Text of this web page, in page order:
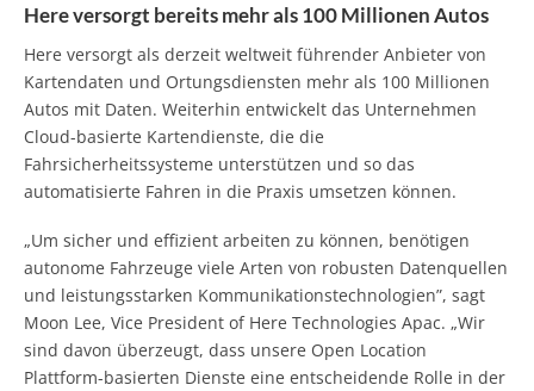
Here versorgt bereits mehr als 100 Millionen Autos
Here versorgt als derzeit weltweit führender Anbieter von
Kartendaten und Ortungsdiensten mehr als 100 Millionen
Autos mit Daten. Weiterhin entwickelt das Unternehmen
Cloud-basierte Kartendienste, die die
Fahrsicherheitssysteme unterstützen und so das
automatisierte Fahren in die Praxis umsetzen können.
„Um sicher und effizient arbeiten zu können, benötigen
autonome Fahrzeuge viele Arten von robusten Datenquellen
und leistungsstarken Kommunikationstechnologien”, sagt
Moon Lee, Vice President of Here Technologies Apac. „Wir
sind davon überzeugt, dass unsere Open Location
Plattform-basierten Dienste eine entscheidende Rolle in der